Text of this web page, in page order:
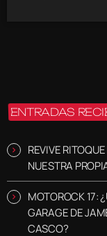
ENTRADAS
REVIVE
NUESTRA
MOTOROCK 17:
GARAGE DE
CASCO?